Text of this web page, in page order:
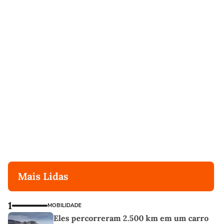
Mais Lidas
1 MOBILIDADE
Eles percorreram 2.500 km em um carro